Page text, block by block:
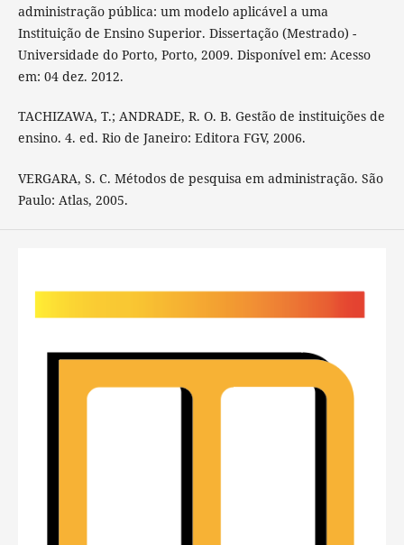
administração pública: um modelo aplicável a uma
Instituição de Ensino Superior. Dissertação (Mestrado) -
Universidade do Porto, Porto, 2009. Disponível em: Acesso
em: 04 dez. 2012.
TACHIZAWA, T.; ANDRADE, R. O. B. Gestão de instituições de
ensino. 4. ed. Rio de Janeiro: Editora FGV, 2006.
VERGARA, S. C. Métodos de pesquisa em administração. São
Paulo: Atlas, 2005.